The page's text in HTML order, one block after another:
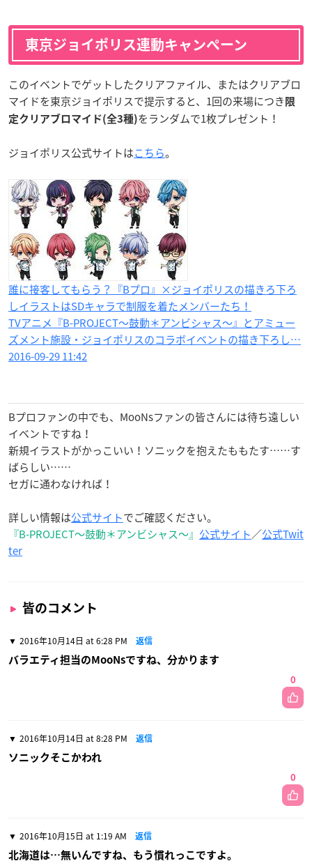
東京ジョイポリス連動キャンペーン
このイベントでゲットしたクリアファイル、またはクリアブロ
マイドを東京ジョイポリスで提示すると、1回の来場につき 限
定クリアブロマイド(全3種)をランダムで1枚プレゼント！
ジョイポリス公式サイトはこちら。
誰に接客してもらう？『Bプロ』×ジョイポリスの描きろ下ろ
しイラストはSDキャラで制服を着たメンバーたち！
TVアニメ『B-PROJECT～鼓動＊アンビシャス～』とアミュー
ズメント施設・ジョイポリスのコラボイベントの描き下ろし…
2016-09-29 11:42
Bプロファンの中でも、MooNsファンの皆さんには待ち遠しい
イベントですね！
新規イラストがかっこいい！ソニックを抱えたももたす……す
ばらしい……
セガに通わなければ！
詳しい情報は公式サイトでご確認ください。
『B-PROJECT～鼓動＊アンビシャス～』 公式サイト／公式Twit
ter
皆のコメント
2016年10月14日 at 6:28 PM 返信
バラエティ担当のMooNsですね、分かります
0
2016年10月14日 at 8:28 PM 返信
ソニックそこかわれ
0
2016年10月15日 at 1:19 AM 返信
北海道は…無いんですね、もう慣れっこですよ。